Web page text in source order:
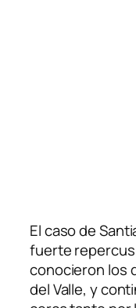
El caso de
fuerte
conocieron los
del Valle, y